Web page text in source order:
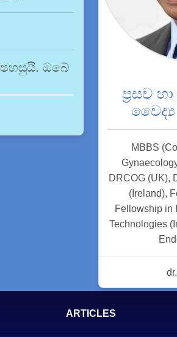
ඔබේ
ප්‍රසව
වෛද්‍ය
MBBS
DRCOG (UK),
(Ireland),
Fellowship in
Technologies
ARTICLES